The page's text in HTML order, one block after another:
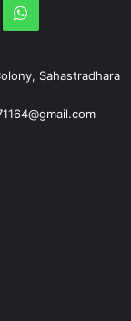
WhatsApp
Sahastradhara